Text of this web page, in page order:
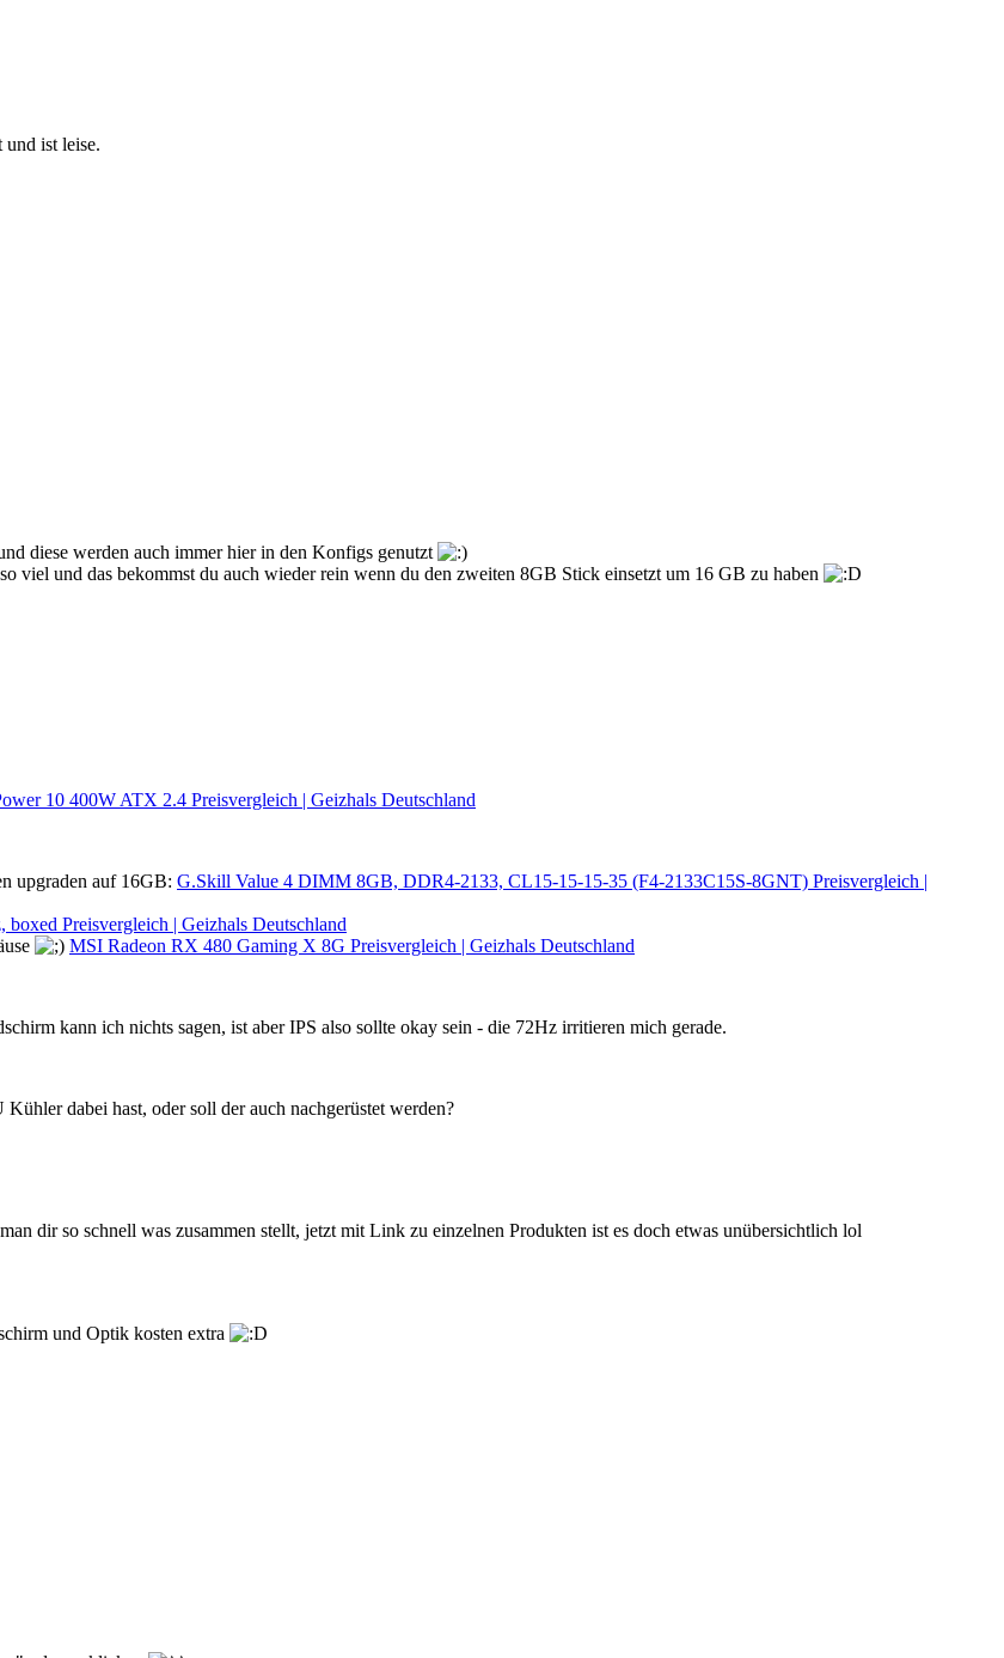
und ist leise.
diese werden auch immer hier in den Konfigs genutzt
viel und das bekommst du auch wieder rein wenn du den zweiten 8GB Stick einsetzt um 16 GB zu haben
10 400W ATX 2.4 Preisvergleich | Geizhals Deutschland
upgraden auf 16GB: G.Skill Value 4 DIMM 8GB, DDR4-2133, CL15-15-15-35 (F4-2133C15S-8GNT) Preisvergleich |
Preisvergleich | Geizhals Deutschland
MSI Radeon RX 480 Gaming X 8G Preisvergleich | Geizhals Deutschland
kann ich nichts sagen, ist aber IPS also sollte okay sein - die 72Hz irritieren mich gerade.
dabei hast, oder soll der auch nachgerüstet werden?
dir so schnell was zusammen stellt, jetzt mit Link zu einzelnen Produkten ist es doch etwas unübersichtlich lol
und Optik kosten extra